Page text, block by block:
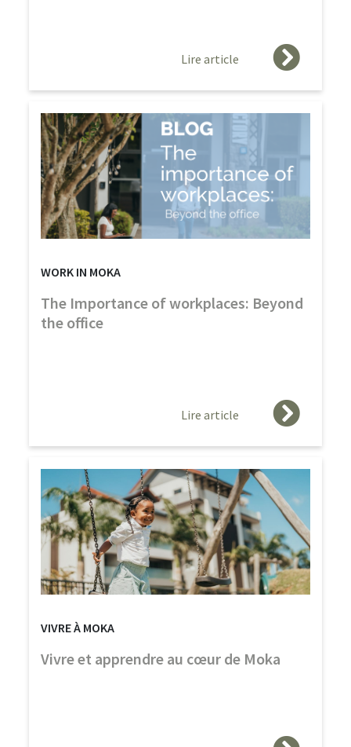
Lire article
WORK IN MOKA
The Importance of workplaces: Beyond
the office
Lire article
VIVRE À MOKA
Vivre et apprendre au cœur de Moka